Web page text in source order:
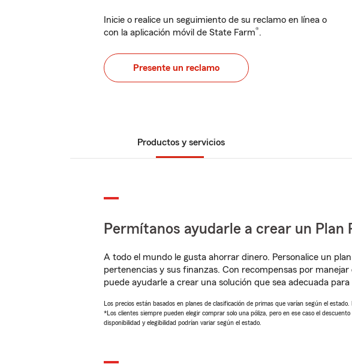
Inicie o realice un seguimiento de su reclamo en línea o
con la aplicación móvil de State Farm®.
Presente un reclamo
Productos y servicios
Permítanos ayudarle a crear un Plan
A todo el mundo le gusta ahorrar dinero. Personalice un
pertenencias y sus finanzas. Con recompensas por
puede ayudarle a crear una solución que sea adecuada para
Los precios están basados en planes de clasificación de primas que varían según el
*Los clientes siempre pueden elegir comprar solo una póliza, pero en ese caso el
disponibilidad y elegibilidad podrían variar según el estado.